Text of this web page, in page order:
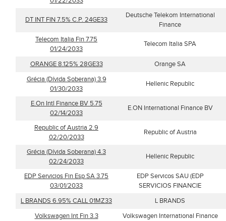
DT INT FIN 7.5% C.P. 24GE33
Deutsche Telekom International
Finance
Telecom Italia Fin 7.75
01/24/2033
Telecom Italia SPA
ORANGE 8.125% 28GE33
Orange SA
Grécia (Dívida Soberana) 3.9
01/30/2033
Hellenic Republic
E.On Intl Finance BV 5.75
02/14/2033
E.ON International Finance BV
Republic of Austria 2.9
02/20/2033
Republic of Austria
Grécia (Dívida Soberana) 4.3
02/24/2033
Hellenic Republic
EDP Servicios Fin Esp SA 3.75
03/01/2033
EDP Servicos SAU (EDP
SERVICIOS FINANCIE
L BRANDS 6.95% CALL 01MZ33
L BRANDS
Volkswagen Int Fin 3.3
Volkswagen International Finance